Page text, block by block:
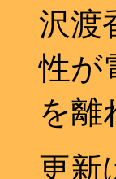
沢渡
性が
を離
更新